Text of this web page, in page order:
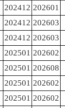
202412 202601
202412 202603
202412 202603
202501 202602
202501 202608
202501 202602
202501 202602